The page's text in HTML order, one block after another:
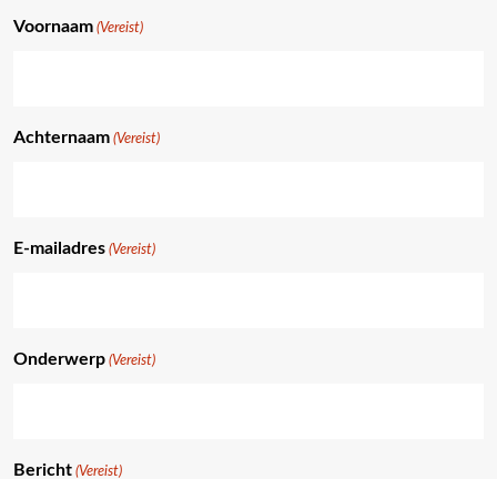
Voornaam (Vereist)
Achternaam (Vereist)
E-mailadres (Vereist)
Onderwerp (Vereist)
Bericht (Vereist)